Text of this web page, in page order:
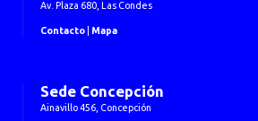
Av. Plaza 680, Las Condes
Contacto Mapa
Sede Concepción
Ainavillo 456, Concepción